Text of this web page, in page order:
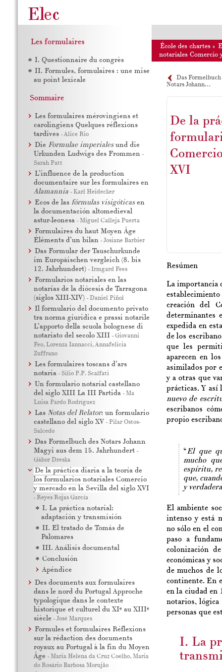
Les formulaires
I. Questionnaire du congrès
II. Formules, formulaires : une mise
au point lexicale
Sommaire
Les formulaires mérovingiens et
carolingiens Quelques réflexions
tardives -Alice Rio
Die Formulae imperialesund die
Urkunden Ludwigs des Frommen -
Sarah Patt
L’influence de la production
documentaire sur les formulaires en
Alamannia - Karl Heidecker
Ecos de las fórmulas visigóticasen
la documentación altomedieval
astur-leonesa -Miguel Calleja Puerta
Formulaires du haut Moyen Âge
Éléments d’un bilan -Josiane Barbier
Das Formular der Tauschurkunde
im Europäischen vergleich (8. bis
12. Jahrhundert) -Irmgard Fees
Formularios notariales en las
notarías de la diócesis de Tarragona
(siglos XIII-XIV) -Daniel Piñol
Il formulario del documento privato
tra norma giuridica e prassi notarile
L’apporto della scuola bolognese di
notariato del secolo XIII -Giovanni
Feo, Lorenza Iannacci, Annafelicia
Zuffrano
Les formulaires toscans d’ars
notaria - Silio P.P. Scalfati
Un formulario notarial castellano
del siglo XIII La III Partida -Ma
Luisa Pardo Rodríguez
Las Notas del Relator: un formulario
castellano del siglo XV -Pilar Ostos-
Salcedo
Das Formelbuch des Notars Johann
Magyi aus dem 15. Jahrhundert -
Gábor Dreska
De la práctica diaria a la teoría de
los formularios notariales Comercio
y mercado en la Sevilla del siglo XVI
- Reyes Rojas García
I. La práctica notarial:
adaptación y transmisión
II. El tratado de Tomás de
Palomares
III. Análisis documental
Conclusión
Apéndice
Des documents aux formulaires
dans le nord du Portugal Approche
typologique dans le contexte
historique et culturel du XIeau XIIIe
siècle -José Marques
Formules et formulaires Réflexions
sur la rédaction des documents
royaux au Portugal à la fin du Moyen
Âge -Maria Helena da Cruz Coelho, Maria
do Rosário Barbosa Morujão
École des chartes »
notariales Comercio
Das Formelbuch
Notars Johann…
De la
XVI
Resúmen
La importancia
creación del
determinantes
expedida en
de los
que les
aparecen en
asimilados por
y a otras que
prácticas. Y así
nuevo de
escribanos
propio
“El que
mucho
espíritu,
que,
y verdadera
El ambiente
intenso y está
no sólo en el
paso a
colonización
económicas y
de muchos de
continente. En
en la ciudad en
notarios,
personas que
I. La